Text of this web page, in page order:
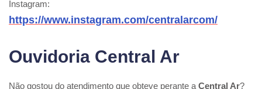
Instagram:
https://www.instagram.com/centralarcom/
Ouvidoria Central Ar
Não gostou do atendimento que obteve perante a Central Ar?